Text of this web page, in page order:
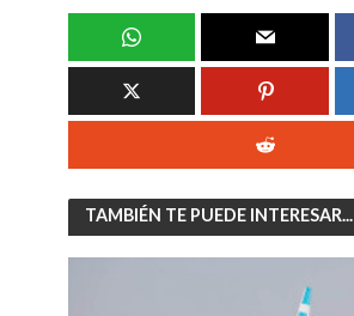
TAMBIÉN TE PUEDE INTERESAR...